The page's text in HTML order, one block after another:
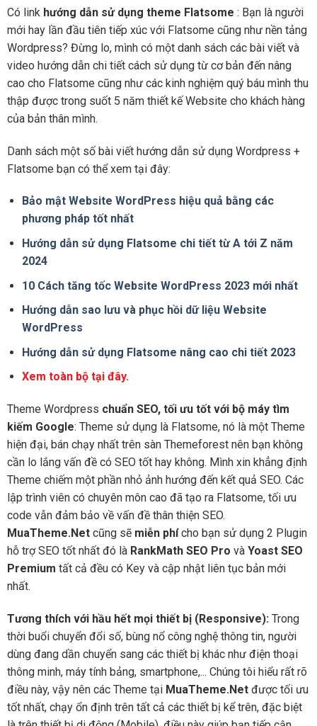
Có link hướng dẫn sử dụng theme Flatsome : Bạn là người
mới hay lần đầu tiên tiếp xúc với Flatsome cũng như nền tảng
Wordpress? Đừng lo, mình có một danh sách các bài viết và
video hướng dẫn chi tiết cách sử dụng từ cơ bản đến nâng
cao cho Flatsome cũng như các kinh nghiệm quý báu mình thu
thập được trong suốt 5 năm thiết kế Website cho khách hàng
của bản thân mình.
Danh sách một số bài viết hướng dẫn sử dụng Wordpress +
Flatsome bạn có thể xem tại đây:
Bảo mật Website WordPress hiệu quả bằng các
phương pháp tốt nhất
Hướng dẫn sử dụng Flatsome chi tiết từ A tới Z năm
2024
10 Cách tăng tốc Website WordPress 2023 mới nhất
Hướng dẫn sao lưu và phục hồi dữ liệu Website
WordPress
Hướng dẫn sử dụng Flatsome nâng cao chi tiết 2023
Xem toàn bộ tại đây.
Theme Wordpress chuẩn SEO, tối ưu tốt với bộ máy tìm
kiếm Google: Theme sử dụng là Flatsome, nó là một Theme
hiện đại, bán chạy nhất trên sàn Themeforest nên bạn không
cần lo lắng vấn đề có SEO tốt hay không. Mình xin khẳng định
Theme chiếm một phần nhỏ ảnh hướng đến kết quả SEO. Các
lập trình viên có chuyên môn cao đã tạo ra Flatsome, tối ưu
code vẫn đảm bảo về vấn đề thân thiện SEO.
MuaTheme.Net cũng sẽ miễn phícho bạn sử dụng 2 Plugin
hỗ trợ SEO tốt nhất đó là RankMath SEO Pro và Yoast SEO
Premium tất cả đều có Key và cập nhật liên tục bản mới
nhất.
Tương thích với hầu hết mọi thiết bị (Responsive): Trong
thời buổi chuyển đổi số, bùng nổ công nghệ thông tin, người
dùng đang dần chuyển sang các thiết bị khác như điện thoại
thông minh, máy tính bảng, smartphone,... Chúng tôi hiểu rất rõ
điều này, vậy nên các Theme tại MuaTheme.Net được tối ưu
tốt nhất, chạy ổn định trên tất cả các thiết bị kể trên, đặc biệt